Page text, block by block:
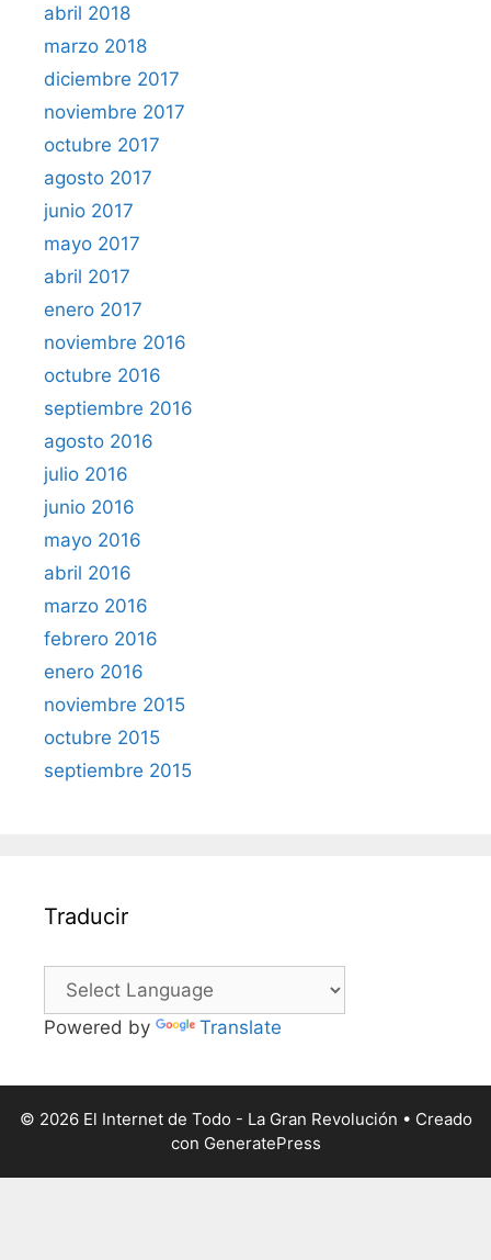
abril 2018
marzo 2018
diciembre 2017
noviembre 2017
octubre 2017
agosto 2017
junio 2017
mayo 2017
abril 2017
enero 2017
noviembre 2016
octubre 2016
septiembre 2016
agosto 2016
julio 2016
junio 2016
mayo 2016
abril 2016
marzo 2016
febrero 2016
enero 2016
noviembre 2015
octubre 2015
septiembre 2015
Traducir
Powered by Translate
© 2026 El Internet de Todo - La Gran Revolución • Creado
con GeneratePress